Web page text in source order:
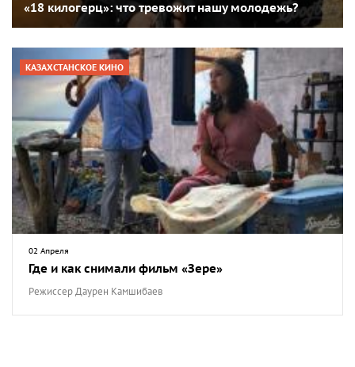
«18 килогерц»: что тревожит нашу молодежь?
КАЗАХСТАНСКОЕ КИНО
02 Апреля
Где и как снимали фильм «Зере»
Режиссер Даурен Камшибаев